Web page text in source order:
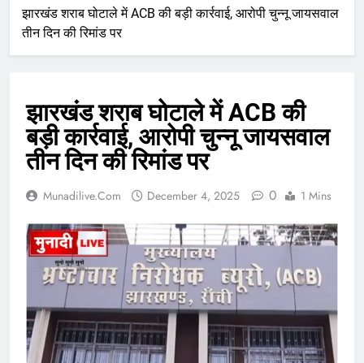
झारखंड शराब घोटाले में ACB की बड़ी कार्रवाई, आरोपी चुन्नू जायसवाल
तीन दिन की रिमांड पर
झारखंड शराब घोटाले में ACB की
बड़ी कार्रवाई, आरोपी चुन्नू जायसवाल
तीन दिन की रिमांड पर
Munadilive.com December 4, 2025 0 1 Mins